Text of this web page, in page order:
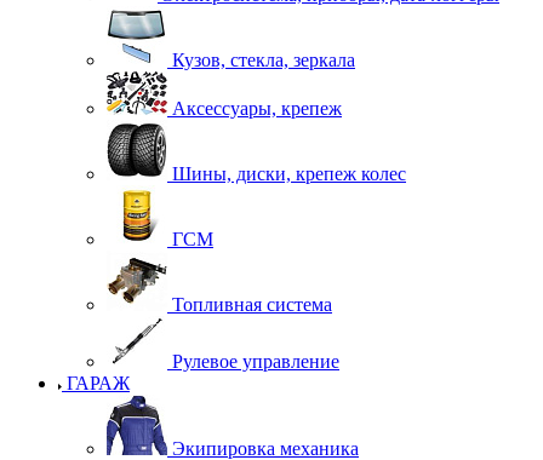
Кузов, стекла, зеркала
Аксессуары, крепеж
Шины, диски, крепеж колес
ГСМ
Топливная система
Рулевое управление
ГАРАЖ
Экипировка механика